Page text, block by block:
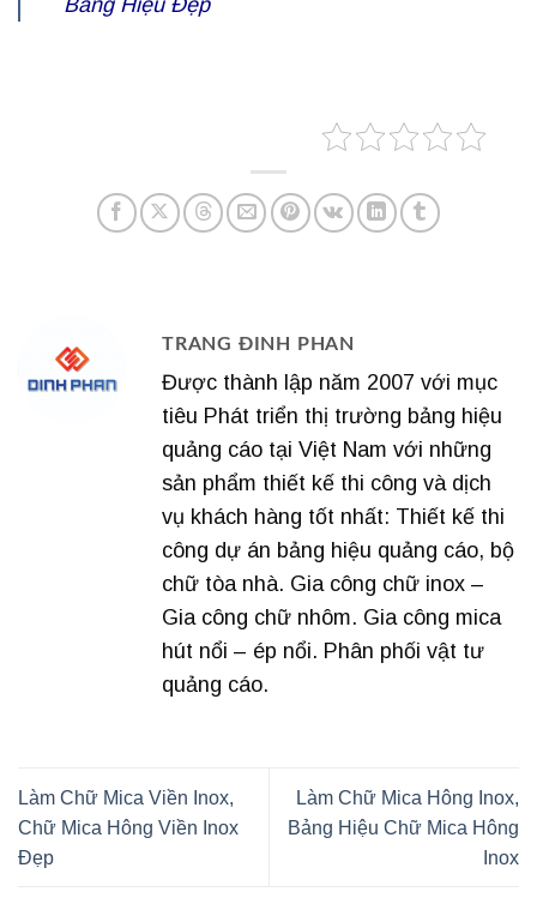
TRANG ĐINH PHAN
Được thành lập năm 2007 với mục
tiêu Phát triển thị trường bảng hiệu
quảng cáo tại Việt Nam với những
sản phẩm thiết kế thi công và dịch
vụ khách hàng tốt nhất: Thiết kế thi
công dự án bảng hiệu quảng cáo, bộ
chữ tòa nhà. Gia công chữ inox –
Gia công chữ nhôm. Gia công mica
hút nổi – ép nổi. Phân phối vật tư
quảng cáo.
Làm Chữ Mica Viền Inox,
Chữ Mica Hông Viền Inox
Đẹp
Làm Chữ Mica Hông Inox,
Bảng Hiệu Chữ Mica Hông
Inox